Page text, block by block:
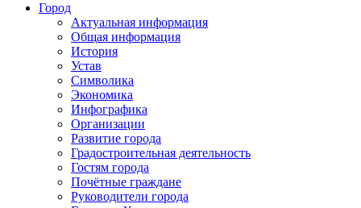
Город
Актуальная информация
Общая информация
История
Устав
Символика
Экономика
Инфографика
Организации
Развитие города
Градостроительная деятельность
Гостям города
Почётные граждане
Руководители города